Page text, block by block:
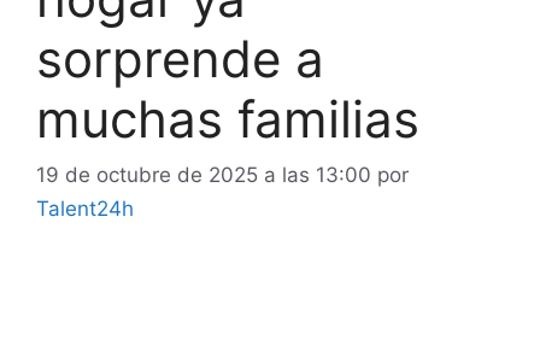
sorprende a
muchas familias
19 de octubre de 2025 a las 13:00 por
Talent24h